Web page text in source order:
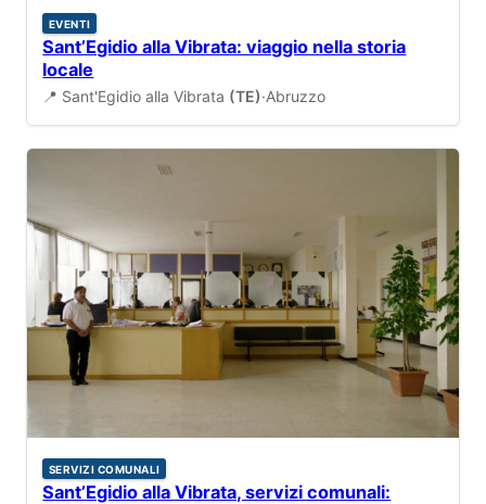
EVENTI
Sant’Egidio alla Vibrata: viaggio nella storia
locale
📍 Sant'Egidio alla Vibrata (TE)·Abruzzo
SERVIZI COMUNALI
Sant’Egidio alla Vibrata, servizi comunali: